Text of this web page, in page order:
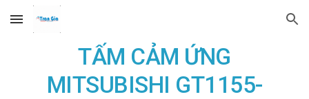
Skip to main content Skip to navigation
TẤM CẢM ỨNG
MITSUBISHI GT1155-